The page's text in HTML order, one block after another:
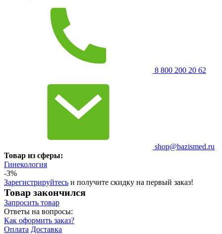
8 800 200 20 62
shop@bazismed.ru
Товар из сферы:
Гинекология
-3%
Зарегистрируйтесь и получите скидку на первый заказ!
Товар закончился
Запросить товар
Ответы на вопросы:
Как оформить заказ?
Оплата Доставка